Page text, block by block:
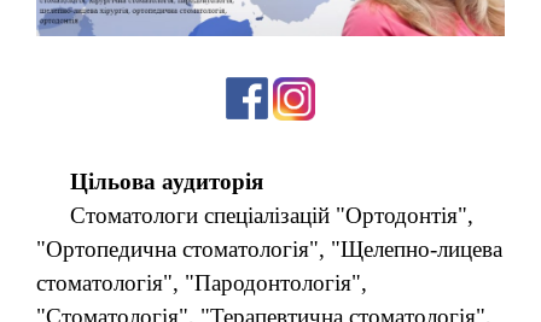
Цільова аудиторія
Стоматологи спеціалізацій "Ортодонтія",
"Ортопедична стоматологія", "Щелепно-лицева
стоматологія", "Пародонтологія",